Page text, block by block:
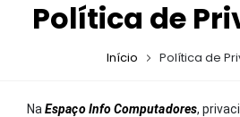
Política de
Início Política de
NaEspaço Info Computadores,